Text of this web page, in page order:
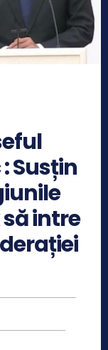
Susțin
intre